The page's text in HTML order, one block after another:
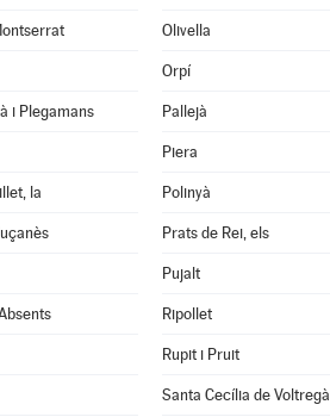
Olivella
Orpí
i Plegamans Pallejà
Piera
la Polinyà
Prats de Rei, els
Pujalt
Ripollet
Rupit i Pruit
Santa Cecília de Voltregà